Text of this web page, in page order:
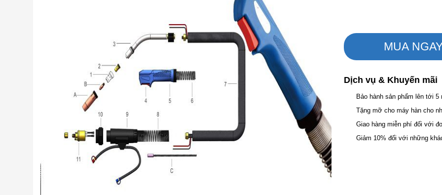
MUA
Dịch vụ & Khuyến mãi
Bảo hành sản phẩm lên tới
Tặng mỡ cho máy hàn cho
Giao hàng miễn phí đối với
Giảm 10% đối với những